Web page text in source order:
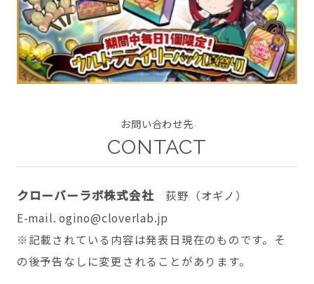
CONTACT
twitter facebook instagram
お問い合わせ先
CONTACT
クローバーラボ株式会社 荻野（オギノ）
E-mail. ogino@cloverlab.jp
※記載されている内容は発表日現在のものです。そ
の後予告なしに変更されることがあります。